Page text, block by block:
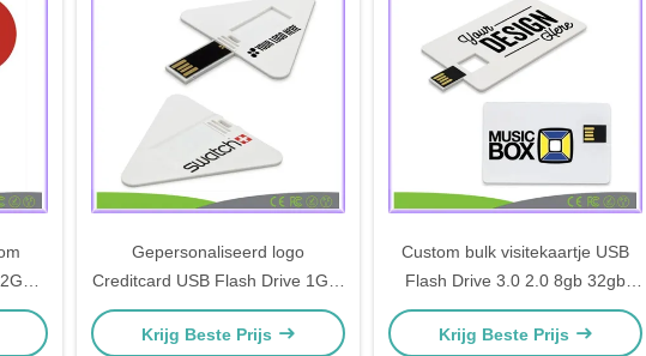
Gepersonaliseerd logo
Creditcard USB Flash Drive 1GB-
32GB Capaciteit Plastic Stick
Style USB 2.0
Krijg Beste Prijs
Custom bulk visitekaartje USB
Flash Drive 3.0 2.0 8gb 32gb
64gb in elke kleur
Krijg Beste Prijs